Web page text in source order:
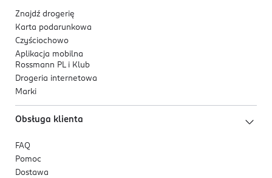
Znajdź drogerię
Karta podarunkowa
Czyściochowo
Aplikacja mobilna
Rossmann PL i Klub
Drogeria internetowa
Marki
Obsługa klienta
FAQ
Pomoc
Dostawa